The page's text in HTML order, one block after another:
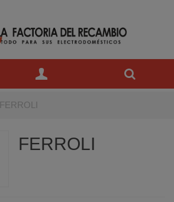
FERROLI
FERROLI